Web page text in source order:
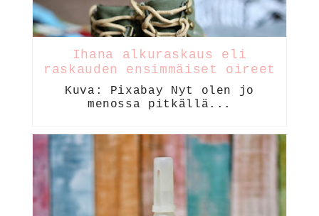
Ihana alkuraskaus eli
raskauden ensimmäiset oireet
Kuva: Pixabay Nyt olen jo
menossa pitkällä...